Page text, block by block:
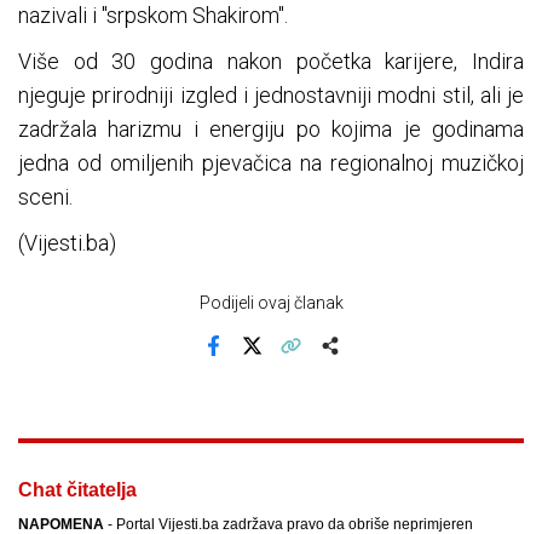
nazivali i "srpskom Shakirom".
Više od 30 godina nakon početka karijere, Indira
njeguje prirodniji izgled i jednostavniji modni stil, ali je
zadržala harizmu i energiju po kojima je godinama
jedna od omiljenih pjevačica na regionalnoj muzičkoj
sceni.
(Vijesti.ba)
Podijeli ovaj članak
Chat čitatelja
NAPOMENA - Portal Vijesti.ba zadržava pravo da obriše neprimjeren